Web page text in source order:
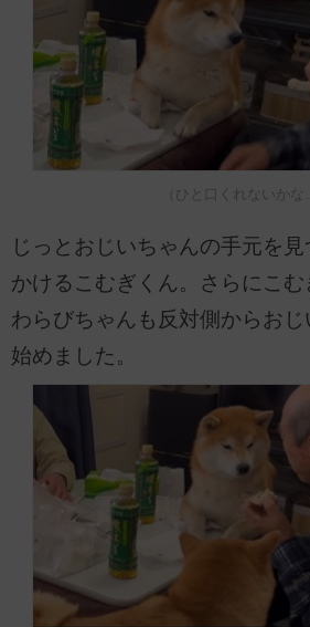
（ひと口くれないかな
じっとおじいちゃんの手元を
かけるこむぎくん。さらにこむ
わらびちゃんも反対側からお
始めました。